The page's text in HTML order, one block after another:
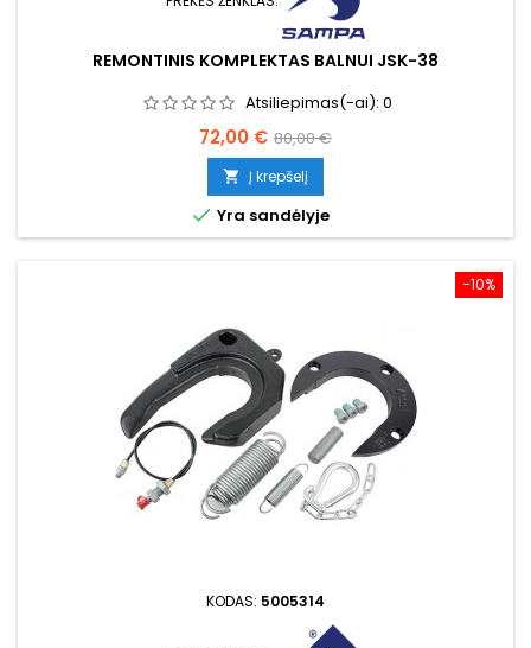
REMONTINIS KOMPLEKTAS BALNUI JSK-38
Atsiliepimas(-ai): 0
Kaina
72,00 € Bazinė
kaina
80,00 €
 Į krepšelį
 Yra sandėlyje
−10%
KODAS: 5005314